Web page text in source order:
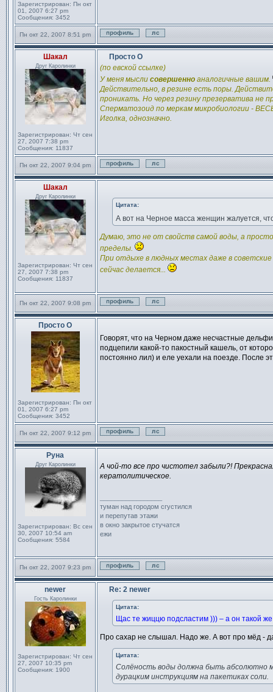
Зарегистрирован: Пн окт
01, 2007 6:27 pm
Сообщения: 3452
Пн окт 22, 2007 8:51 pm
Профиль
Отправить личное
Шакал
Друг Каролинки
Зарегистрирован: Чт сен
27, 2007 7:38 pm
Сообщения: 11837
Сообщение
Просто О
(по евской ссылке)
У меня мысли совершенно аналогичные вашим.
Действительно, в резине есть поры.
проникать. Но через резину презерватива не
Сперматозоид по меркам микробиологии -
Иголка, однозначно.
Пн окт 22, 2007 9:04 pm
Профиль
Отправить личное
Шакал
Друг Каролинки
Зарегистрирован: Чт сен
27, 2007 7:38 pm
Сообщения: 11837
Цитата:
А вот на Черное масса женщин жалуется,
Думаю, это не от свойств самой воды, а
пределы.
При отдыхе в людных местах даже в
сейчас делается...
Пн окт 22, 2007 9:08 pm
Профиль
Отправить личное
Просто О
Зарегистрирован: Пн окт
01, 2007 6:27 pm
Сообщения: 3452
Говорят, что на Черном даже несчастные
подцепили какой-то пакостный кашель, от
постоянно лил) и еле уехали на поезде. После
Пн окт 22, 2007 9:12 pm
Профиль
Отправить личное
Руна
Друг Каролинки
Зарегистрирован: Вс сен
30, 2007 10:54 am
Сообщения: 5584
Сообщение
А чой-то все про чистотел забыли?!
кератолитическое.
туман над городом сгустился
и перепутав этажи
в окно закрытое стучатся
ежи
Пн окт 22, 2007 9:23 pm
Профиль
Отправить личное
newer
Гость Каролинки
Зарегистрирован: Чт сен
27, 2007 10:35 pm
Сообщения: 1900
Re: 2 newer
Цитата:
Щас те жиццю подсластим ))) – а он такой
Про сахар не слышал. Надо же. А вот про мёд -
Цитата:
Солёность воды должна быть абсолютно
дурацким инструкциям на пакетиках соли.